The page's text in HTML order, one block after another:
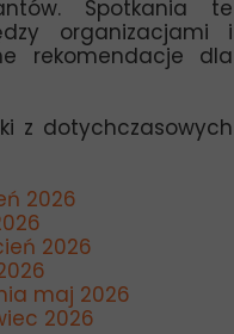
Spotkania te
organizacjami i
rekomendacje dla
z dotychczasowych
2026
2026
maj 2026
2026